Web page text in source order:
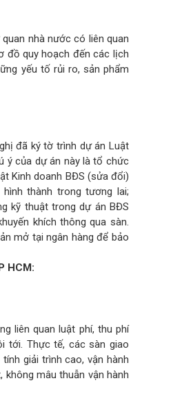
nhà nước có liên quan
đồ quy hoạch đến các lịch
yếu tố rủi ro, sản phẩm
đã ký tờ trình dự án Luật
ý của dự án này là tổ chức
Kinh doanh BĐS (sửa đổi)
thành trong tương lai;
kỹ thuật trong dự án BĐS
khích thông qua sàn.
mở tại ngân hàng để bảo
HCM:
liên quan luật phí, thu phí
tới. Thực tế, các sàn giao
giải trình cao, vận hành
mâu thuẫn vận hành